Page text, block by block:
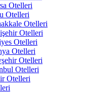
Otelleri
Otelleri
Otelleri
Otelleri
Otelleri
Otelleri
Otelleri
Otelleri
Otelleri